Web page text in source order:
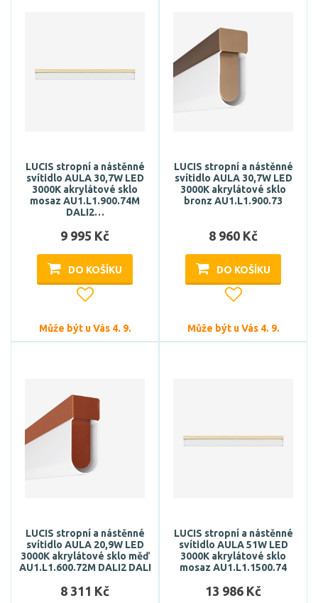
LUCIS stropní a nástěnné
svítidlo AULA 30,7W LED
3000K akrylátové sklo
mosaz AU1.L1.900.74M
DALI2…
9 995 Kč
DO KOŠÍKU
Může být u Vás 4. 9.
LUCIS stropní a nástěnné
svítidlo AULA 30,7W LED
3000K akrylátové sklo
bronz AU1.L1.900.73
8 960 Kč
DO KOŠÍKU
Může být u Vás 4. 9.
LUCIS stropní a nástěnné
svítidlo AULA 20,9W LED
3000K akrylátové sklo měď
AU1.L1.600.72M DALI2 DALI
8 311 Kč
LUCIS stropní a nástěnné
svítidlo AULA 51W LED
3000K akrylátové sklo
mosaz AU1.L1.1500.74
13 986 Kč